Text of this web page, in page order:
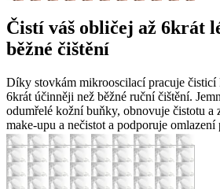
Čistí váš obličej až 6krát
běžné čištění
Díky stovkám mikrooscilací pracuje čisticí
6krát účinněji než běžné ruční čištění.
odumřelé kožní buňky, obnovuje čistotu a
make-upu a nečistot a podporuje omlazení